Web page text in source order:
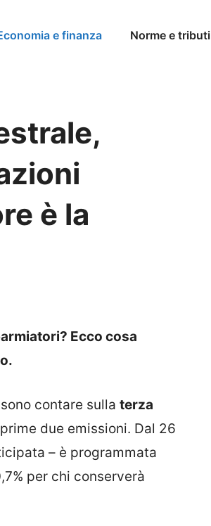
e finanza Norme e tributi
è la
Ecco cosa
contare sulla terza
due emissioni. Dal 26
– è programmata
per chi conserverà